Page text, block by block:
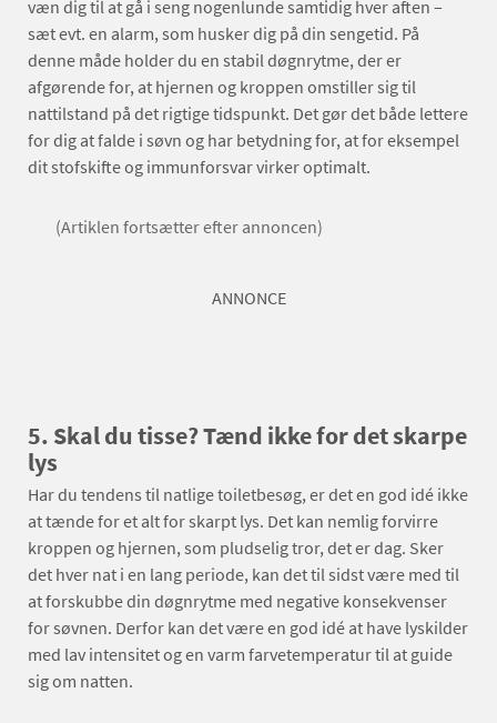
væn dig til at gå i seng nogenlunde samtidig hver aften –
sæt evt. en alarm, som husker dig på din sengetid. På
denne måde holder du en stabil døgnrytme, der er
afgørende for, at hjernen og kroppen omstiller sig til
nattilstand på det rigtige tidspunkt. Det gør det både lettere
for dig at falde i søvn og har betydning for, at for eksempel
dit stofskifte og immunforsvar virker optimalt.
(Artiklen fortsætter efter annoncen)
ANNONCE
5. Skal du tisse? Tænd ikke for det skarpe
lys
Har du tendens til natlige toiletbesøg, er det en god idé ikke
at tænde for et alt for skarpt lys. Det kan nemlig forvirre
kroppen og hjernen, som pludselig tror, det er dag. Sker
det hver nat i en lang periode, kan det til sidst være med til
at forskubbe din døgnrytme med negative konsekvenser
for søvnen. Derfor kan det være en god idé at have lyskilder
med lav intensitet og en varm farvetemperatur til at guide
sig om natten.